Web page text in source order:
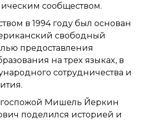
сообществом.
в 1994 году был основан
свободный
предоставления
на трех языках, в
сотрудничества и
госпожой Мишель Йеркин
поделился историей и